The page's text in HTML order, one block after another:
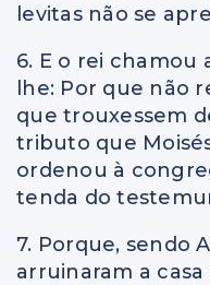
levitas não se
6. E o rei chamou
lhe: Por que não
que trouxessem
tributo que
ordenou à
tenda do
7. Porque, sendo
arruinaram a